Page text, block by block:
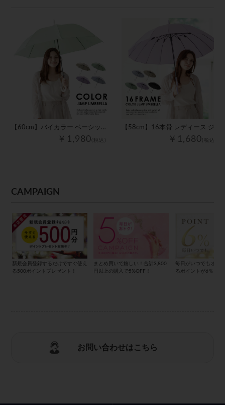
【60cm】バイカラー ベーシック レディース ジャンプ傘
￥1,980 (税込) ￥1,680 (税込)
CAMPAIGN
新規会員登録するだけですぐ使え
る500ポイントプレゼント！
まとめ買いで嬉しい！合計3,800
円以上の購入で5%OFF！
毎日がいつでもオト
るポイントが6％もら
お問い合わせはこちら